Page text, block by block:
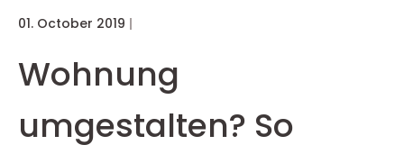
01. October 2019
Wohnung
umgestalten? So